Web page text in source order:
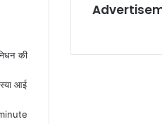
की
आई